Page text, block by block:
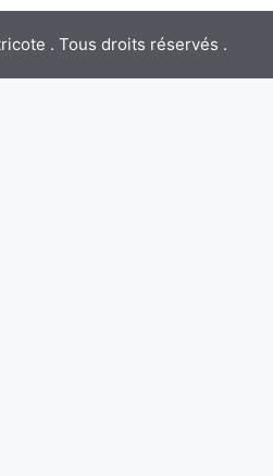
. Tous droits réservés .